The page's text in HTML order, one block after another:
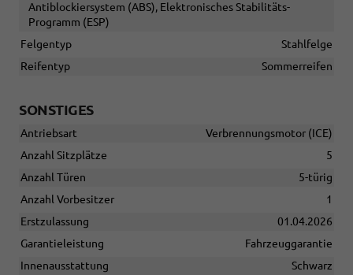
Antiblockiersystem (ABS), Elektronisches Stabilitäts-
Programm (ESP)
Felgentyp
Stahlfelge
Reifentyp
Sommerreifen
SONSTIGES
Antriebsart
Verbrennungsmotor (ICE)
Anzahl Sitzplätze
5
Anzahl Türen
5-türig
Anzahl Vorbesitzer
1
Erstzulassung
01.04.2026
Garantieleistung
Fahrzeuggarantie
Innenausstattung
Schwarz